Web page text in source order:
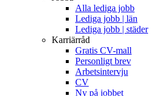
Alla lediga jobb
Lediga jobb | län
Lediga jobb | städer
Karriärråd
Gratis CV-mall
Personligt brev
Arbetsintervju
CV
Ny på jobbet